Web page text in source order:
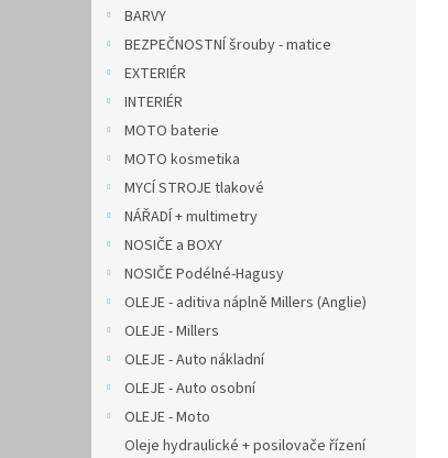
BARVY
BEZPEČNOSTNÍ šrouby - matice
EXTERIÉR
INTERIÉR
MOTO baterie
MOTO kosmetika
MYCÍ STROJE tlakové
NÁŘADÍ + multimetry
NOSIČE a BOXY
NOSIČE Podélné-Hagusy
OLEJE - aditiva náplně Millers (Anglie)
OLEJE - Millers
OLEJE - Auto nákladní
OLEJE - Auto osobní
OLEJE - Moto
Oleje hydraulické + posilovače řízení